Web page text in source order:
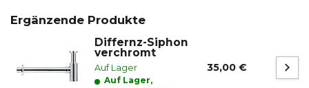
Ergänzende Produkte
Differnz-Siphon
verchromt
Auf Lager
Auf Lager,
35,00 €